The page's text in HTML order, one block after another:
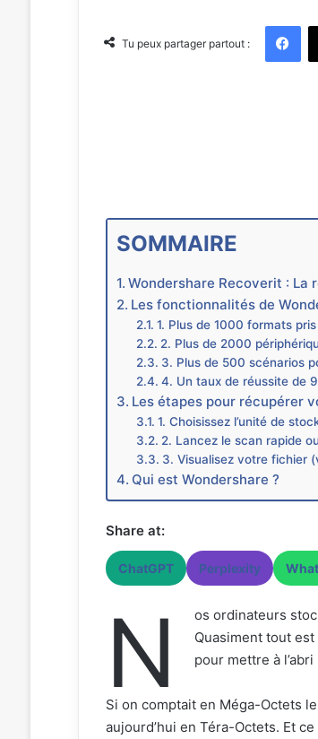
Tu peux partager partout :
Facebook
SOMMAIRE
Wondershare Recoverit : La
Les fonctionnalités de
1. Plus de 1000 formats
2. Plus de 2000
3. Plus de 500 scénarios
4. Un taux de réussite de
Les étapes pour récupérer
1. Choisissez l’unité de
2. Lancez le scan rapide
3. Visualisez votre fichier
Qui est Wondershare ?
Share at:
ChatGPT Perplexity
N
os ordinateurs
Quasiment tout
pour mettre à
Si on comptait en Méga-Octets
aujourd’hui en Téra-Octets. Et